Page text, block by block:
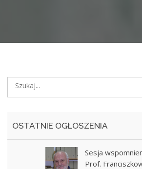
OSTATNIE OGŁOSZENIA
Sesja
Prof.